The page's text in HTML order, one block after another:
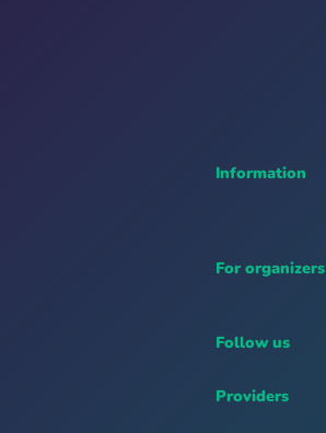
Information
For organizers
Follow us
Providers